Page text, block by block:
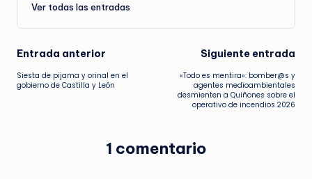
Ver todas las entradas
Navegación
de
Entrada anterior
Siesta de pijama y orinal en el
gobierno de Castilla y León
Siguiente entrada
«Todo es mentira»: bomber@s y
agentes medioambientales
desmienten a Quiñones sobre el
operativo de incendios 2026
1 comentario